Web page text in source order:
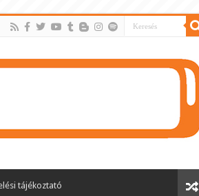
tájékoztató